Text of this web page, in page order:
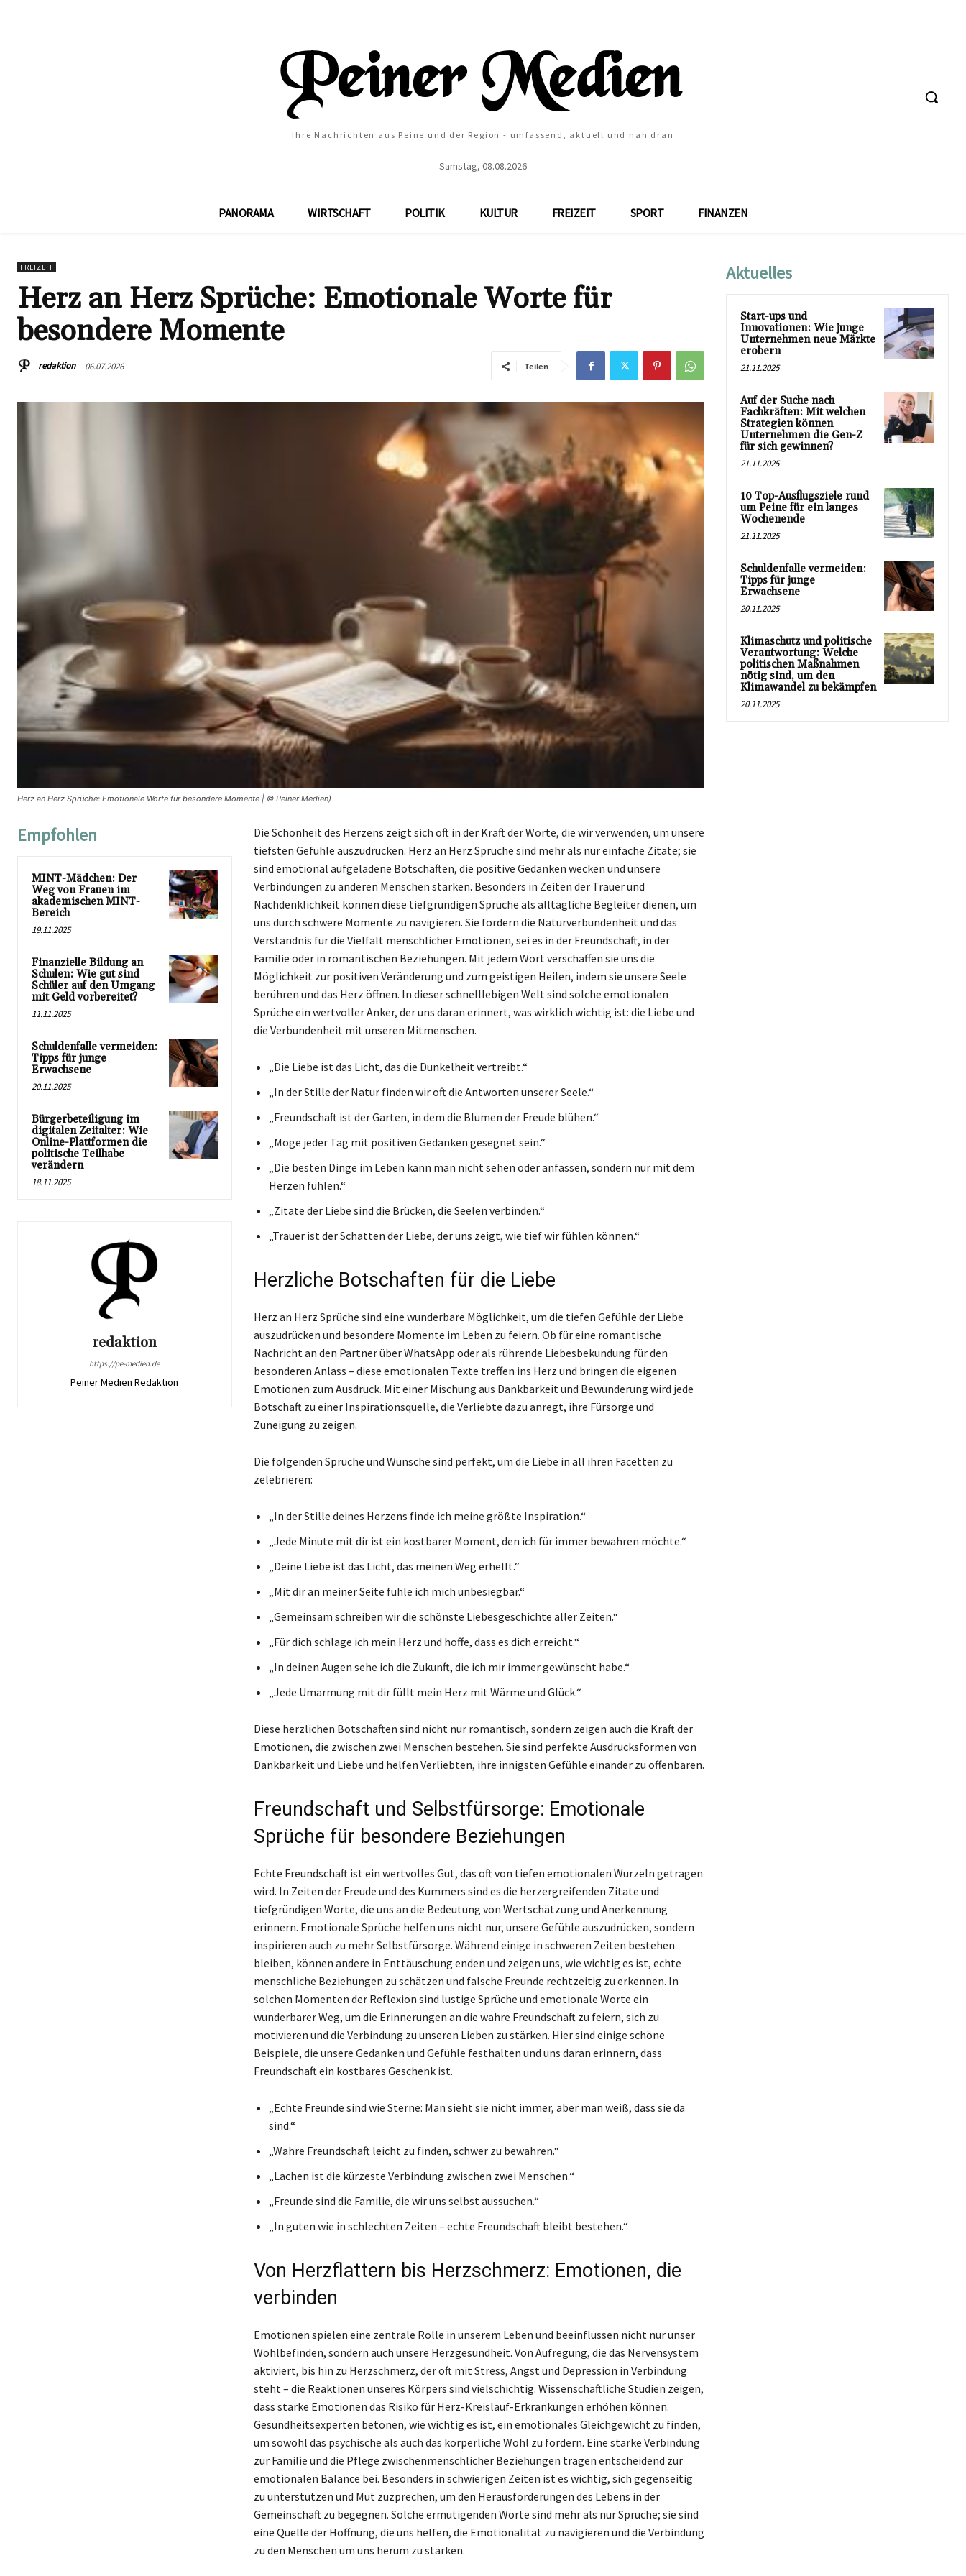
Ihre Nachrichten aus Peine und der Region - umfassend, aktuell und nah dran
Samstag, 08.08.2026
PANORAMA WIRTSCHAFT POLITIK KULTUR FREIZEIT SPORT FINANZEN
FREIZEIT
Herz an Herz Sprüche: Emotionale Worte für
besondere Momente
redaktion 06.07.2026 Teilen
Herz an Herz Sprüche: Emotionale Worte für besondere Momente | © Peiner Medien)
Empfohlen
MINT-Mädchen: Der
Weg von Frauen im
akademischen MINT-
Bereich
19.11.2025
Finanzielle Bildung an
Schulen: Wie gut sind
Schüler auf den Umgang
mit Geld vorbereitet?
11.11.2025
Schuldenfalle vermeiden:
Tipps für junge
Erwachsene
20.11.2025
Bürgerbeteiligung im
digitalen Zeitalter: Wie
Online-Plattformen die
politische Teilhabe
verändern
18.11.2025
redaktion
https://pe-medien.de
Peiner Medien Redaktion
Die Schönheit des Herzens zeigt sich oft in der Kraft der Worte, die wir verwenden, um unsere
tiefsten Gefühle auszudrücken. Herz an Herz Sprüche sind mehr als nur einfache Zitate; sie
sind emotional aufgeladene Botschaften, die positive Gedanken wecken und unsere
Verbindungen zu anderen Menschen stärken. Besonders in Zeiten der Trauer und
Nachdenklichkeit können diese tiefgründigen Sprüche als alltägliche Begleiter dienen, um
uns durch schwere Momente zu navigieren. Sie fördern die Naturverbundenheit und das
Verständnis für die Vielfalt menschlicher Emotionen, sei es in der Freundschaft, in der
Familie oder in romantischen Beziehungen. Mit jedem Wort verschaffen sie uns die
Möglichkeit zur positiven Veränderung und zum geistigen Heilen, indem sie unsere Seele
berühren und das Herz öffnen. In dieser schnelllebigen Welt sind solche emotionalen
Sprüche ein wertvoller Anker, der uns daran erinnert, was wirklich wichtig ist: die Liebe und
die Verbundenheit mit unseren Mitmenschen.
„Die Liebe ist das Licht, das die Dunkelheit vertreibt.“
„In der Stille der Natur finden wir oft die Antworten unserer Seele.“
„Freundschaft ist der Garten, in dem die Blumen der Freude blühen.“
„Möge jeder Tag mit positiven Gedanken gesegnet sein.“
„Die besten Dinge im Leben kann man nicht sehen oder anfassen, sondern nur mit dem
Herzen fühlen.“
„Zitate der Liebe sind die Brücken, die Seelen verbinden.“
„Trauer ist der Schatten der Liebe, der uns zeigt, wie tief wir fühlen können.“
Herzliche Botschaften für die Liebe
Herz an Herz Sprüche sind eine wunderbare Möglichkeit, um die tiefen Gefühle der Liebe
auszudrücken und besondere Momente im Leben zu feiern. Ob für eine romantische
Nachricht an den Partner über WhatsApp oder als rührende Liebesbekundung für den
besonderen Anlass – diese emotionalen Texte treffen ins Herz und bringen die eigenen
Emotionen zum Ausdruck. Mit einer Mischung aus Dankbarkeit und Bewunderung wird jede
Botschaft zu einer Inspirationsquelle, die Verliebte dazu anregt, ihre Fürsorge und
Zuneigung zu zeigen.
Die folgenden Sprüche und Wünsche sind perfekt, um die Liebe in all ihren Facetten zu
zelebrieren:
„In der Stille deines Herzens finde ich meine größte Inspiration.“
„Jede Minute mit dir ist ein kostbarer Moment, den ich für immer bewahren möchte.“
„Deine Liebe ist das Licht, das meinen Weg erhellt.“
„Mit dir an meiner Seite fühle ich mich unbesiegbar.“
„Gemeinsam schreiben wir die schönste Liebesgeschichte aller Zeiten.“
„Für dich schlage ich mein Herz und hoffe, dass es dich erreicht.“
„In deinen Augen sehe ich die Zukunft, die ich mir immer gewünscht habe.“
„Jede Umarmung mit dir füllt mein Herz mit Wärme und Glück.“
Diese herzlichen Botschaften sind nicht nur romantisch, sondern zeigen auch die Kraft der
Emotionen, die zwischen zwei Menschen bestehen. Sie sind perfekte Ausdrucksformen von
Dankbarkeit und Liebe und helfen Verliebten, ihre innigsten Gefühle einander zu offenbaren.
Freundschaft und Selbstfürsorge: Emotionale
Sprüche für besondere Beziehungen
Echte Freundschaft ist ein wertvolles Gut, das oft von tiefen emotionalen Wurzeln getragen
wird. In Zeiten der Freude und des Kummers sind es die herzergreifenden Zitate und
tiefgründigen Worte, die uns an die Bedeutung von Wertschätzung und Anerkennung
erinnern. Emotionale Sprüche helfen uns nicht nur, unsere Gefühle auszudrücken, sondern
inspirieren auch zu mehr Selbstfürsorge. Während einige in schweren Zeiten bestehen
bleiben, können andere in Enttäuschung enden und zeigen uns, wie wichtig es ist, echte
menschliche Beziehungen zu schätzen und falsche Freunde rechtzeitig zu erkennen. In
solchen Momenten der Reflexion sind lustige Sprüche und emotionale Worte ein
wunderbarer Weg, um die Erinnerungen an die wahre Freundschaft zu feiern, sich zu
motivieren und die Verbindung zu unseren Lieben zu stärken. Hier sind einige schöne
Beispiele, die unsere Gedanken und Gefühle festhalten und uns daran erinnern, dass
Freundschaft ein kostbares Geschenk ist.
„Echte Freunde sind wie Sterne: Man sieht sie nicht immer, aber man weiß, dass sie da
sind.“
„Wahre Freundschaft leicht zu finden, schwer zu bewahren.“
„Lachen ist die kürzeste Verbindung zwischen zwei Menschen.“
„Freunde sind die Familie, die wir uns selbst aussuchen.“
„In guten wie in schlechten Zeiten – echte Freundschaft bleibt bestehen.“
Von Herzflattern bis Herzschmerz: Emotionen, die
verbinden
Emotionen spielen eine zentrale Rolle in unserem Leben und beeinflussen nicht nur unser
Wohlbefinden, sondern auch unsere Herzgesundheit. Von Aufregung, die das Nervensystem
aktiviert, bis hin zu Herzschmerz, der oft mit Stress, Angst und Depression in Verbindung
steht – die Reaktionen unseres Körpers sind vielschichtig. Wissenschaftliche Studien zeigen,
dass starke Emotionen das Risiko für Herz-Kreislauf-Erkrankungen erhöhen können.
Gesundheits­experten betonen, wie wichtig es ist, ein emotionales Gleichgewicht zu finden,
um sowohl das psychische als auch das körperliche Wohl zu fördern. Eine starke Verbindung
zur Familie und die Pflege zwischenmenschlicher Beziehungen tragen entscheidend zur
emotionalen Balance bei. Besonders in schwierigen Zeiten ist es wichtig, sich gegenseitig
zu unterstützen und Mut zuzprechen, um den Herausforderungen des Lebens in der
Gemeinschaft zu begegnen. Solche ermutigenden Worte sind mehr als nur Sprüche; sie sind
eine Quelle der Hoffnung, die uns helfen, die Emotionalität zu navigieren und die Verbindung
zu den Menschen um uns herum zu stärken.
Aktuelles
Start-ups und
Innovationen: Wie junge
Unternehmen neue Märkte
erobern
21.11.2025
Auf der Suche nach
Fachkräften: Mit welchen
Strategien können
Unternehmen die Gen-Z
für sich gewinnen?
21.11.2025
10 Top-Ausflugsziele rund
um Peine für ein langes
Wochenende
21.11.2025
Schuldenfalle vermeiden:
Tipps für junge
Erwachsene
20.11.2025
Klimaschutz und politische
Verantwortung: Welche
politischen Maßnahmen
nötig sind, um den
Klimawandel zu bekämpfen
20.11.2025